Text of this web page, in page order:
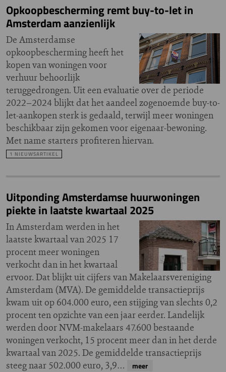
Opkoopbescherming remt buy-to-let in
Amsterdam aanzienlijk
De Amsterdamse
opkoopbescherming heeft het
kopen van woningen voor
verhuur behoorlijk
teruggedrongen. Uit een evaluatie over de periode
2022–2024 blijkt dat het aandeel zogenoemde buy-to-
let-aankopen sterk is gedaald, terwijl meer woningen
beschikbaar zijn gekomen voor eigenaar-bewoning.
Met name starters profiteren hiervan.
1 NIEUWSARTIKEL
Uitponding Amsterdamse huurwoningen
piekte in laatste kwartaal 2025
In Amsterdam werden in het
laatste kwartaal van 2025 17
procent meer woningen
verkocht dan in het kwartaal
ervoor. Dat blijkt uit cijfers van Makelaarsvereniging
Amsterdam (MVA). De gemiddelde transactieprijs
kwam uit op 604.000 euro, een stijging van slechts 0,2
procent ten opzichte van een jaar eerder. Landelijk
werden door NVM-makelaars 47.600 bestaande
woningen verkocht, 15 procent meer dan in het derde
kwartaal van 2025. De gemiddelde transactieprijs
steeg naar 502.000 euro, 3,9…
meer